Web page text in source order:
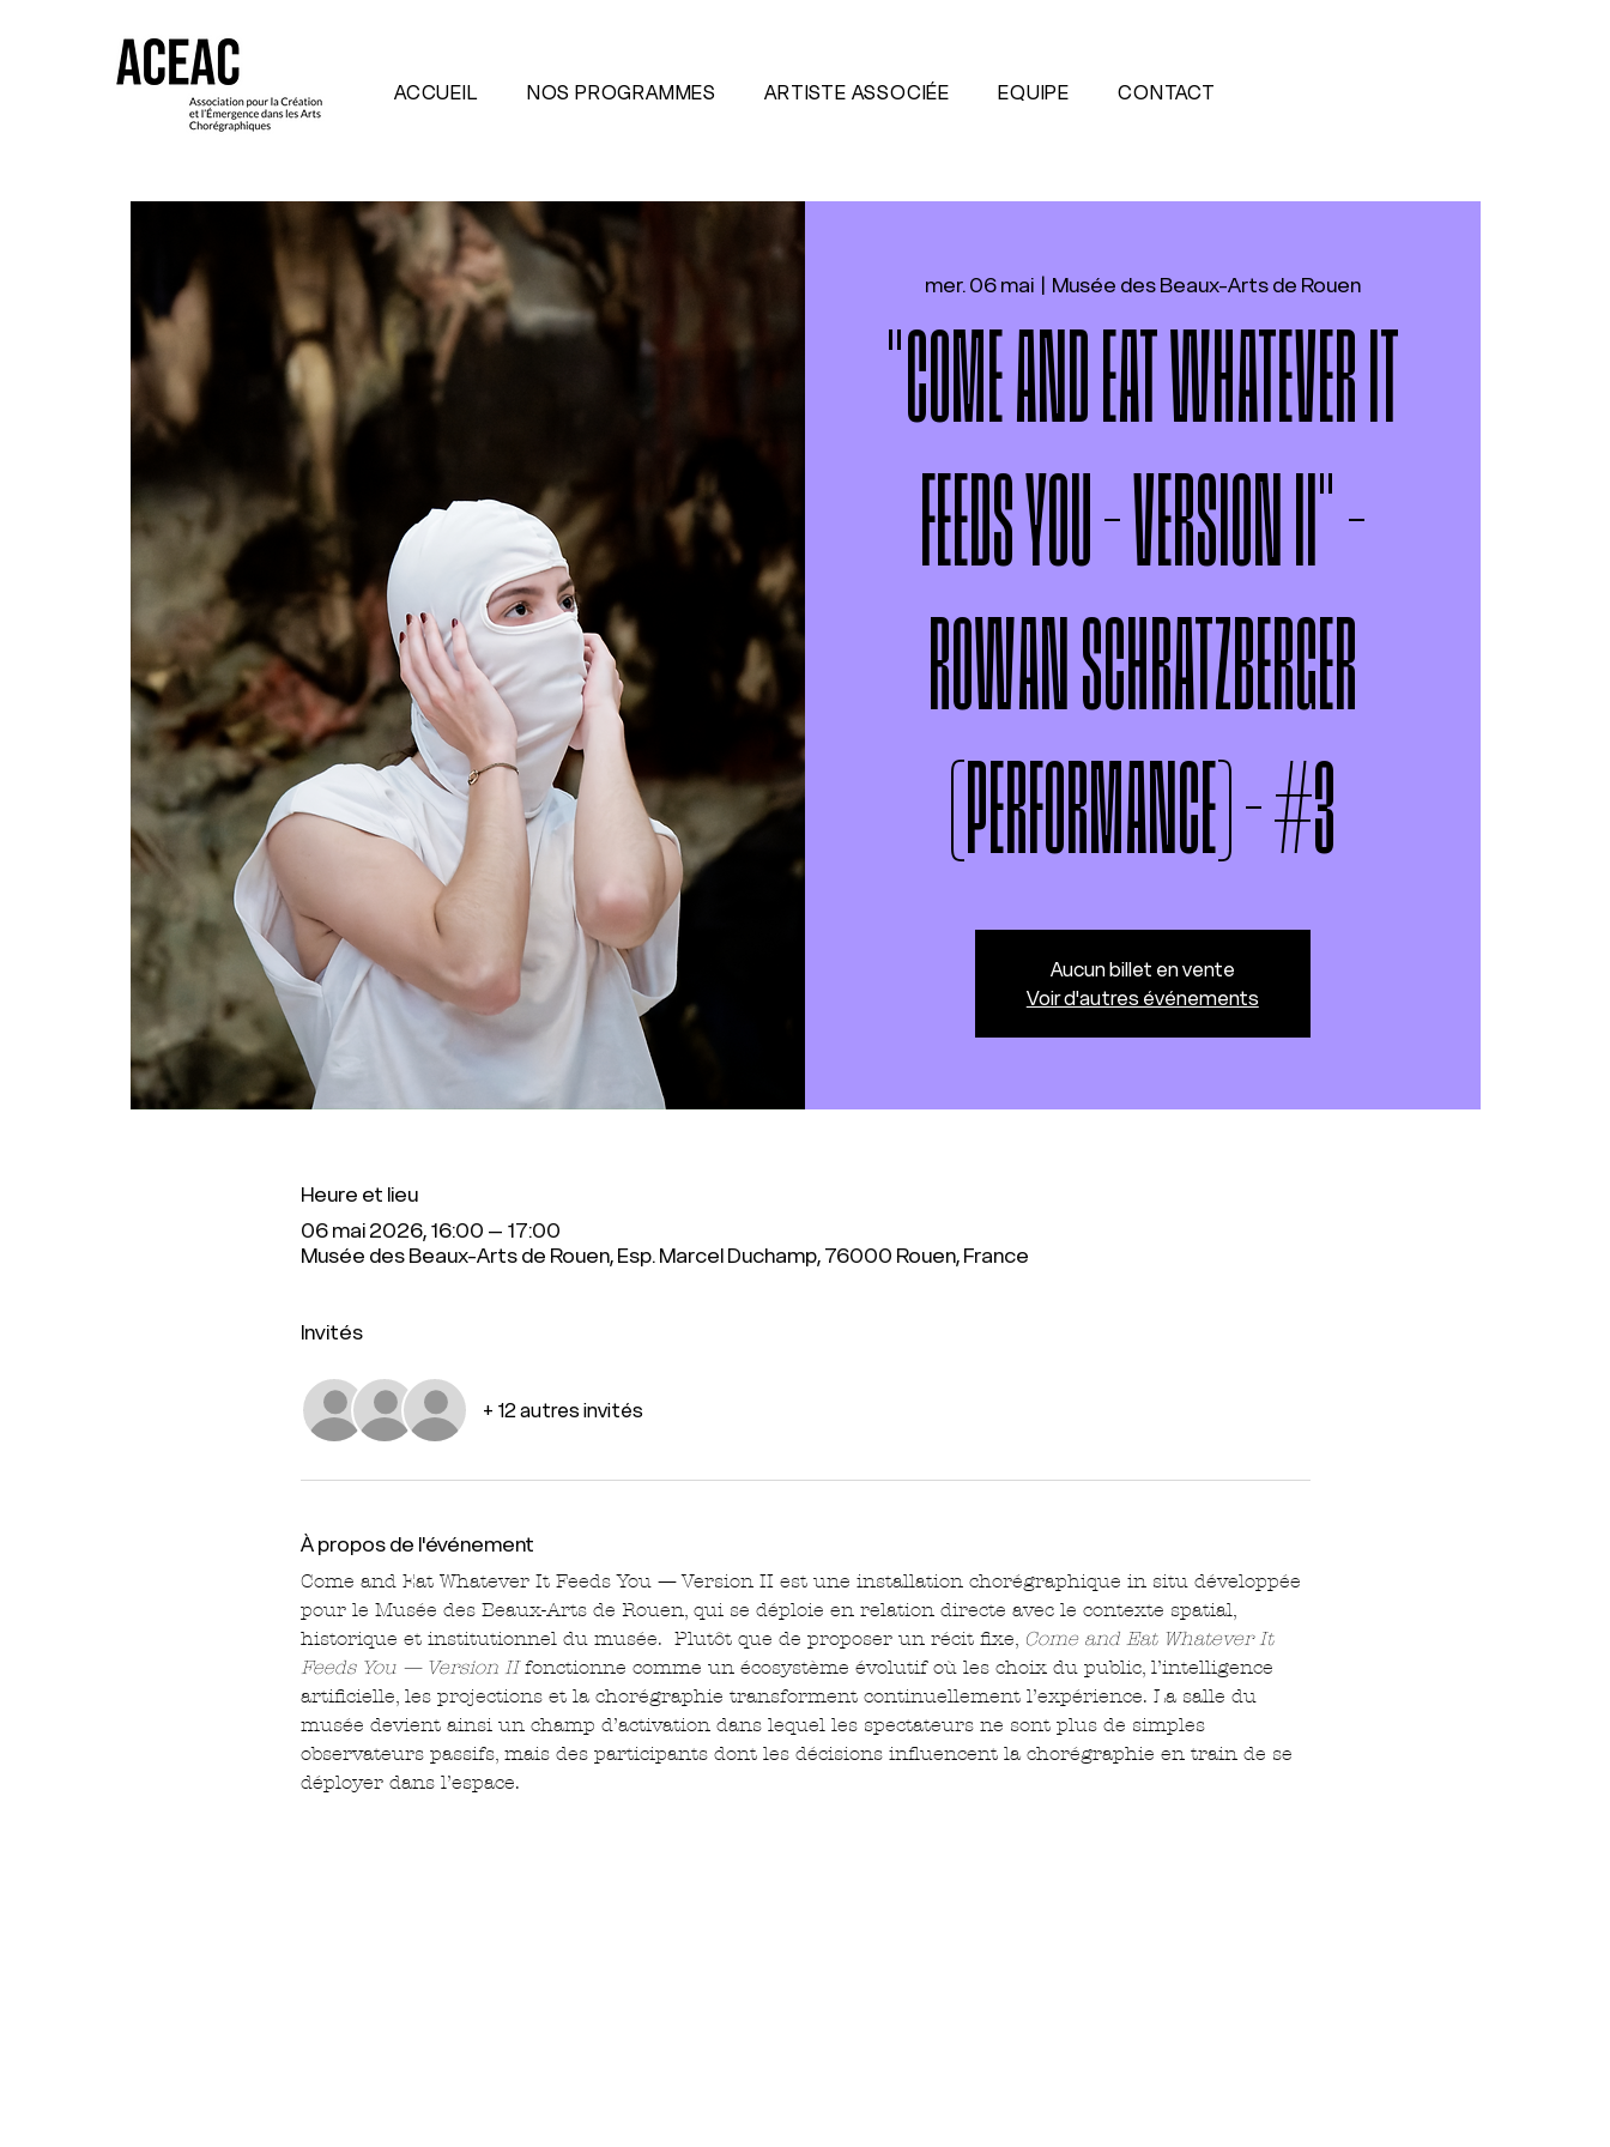
ACCUEIL NOS PROGRAMMES ARTISTE ASSOCIÉE EQUIPE CONTACT
mer. 06 mai
  |
Musée des Beaux-Arts de Rouen
"COME AND EAT WHATEVER IT
FEEDS YOU - VERSION II" -
ROWAN SCHRATZBERGER
(PERFORMANCE) - #3
Aucun billet en vente
Voir d'autres événements
Heure et lieu
06 mai 2026, 16:00 – 17:00
Musée des Beaux-Arts de Rouen, Esp. Marcel Duchamp, 76000 Rouen, France
Invités
+ 12 autres invités
À propos de l'événement
Come and Eat Whatever It Feeds You — Version II est une installation chorégraphique in situ développée
pour le Musée des Beaux-Arts de Rouen, qui se déploie en relation directe avec le contexte spatial,
historique et institutionnel du musée.  Plutôt que de proposer un récit fixe, Come and Eat Whatever It
Feeds You — Version II fonctionne comme un écosystème évolutif où les choix du public, l’intelligence
artificielle, les projections et la chorégraphie transforment continuellement l’expérience. La salle du
musée devient ainsi un champ d’activation dans lequel les spectateurs ne sont plus de simples
observateurs passifs, mais des participants dont les décisions influencent la chorégraphie en train de se
déployer dans l’espace.